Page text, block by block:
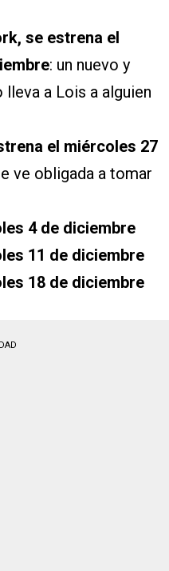
se estrena el
: un nuevo y
a Lois a alguien
el miércoles 27
ve obligada a tomar
4 de diciembre
11 de diciembre
18 de diciembre